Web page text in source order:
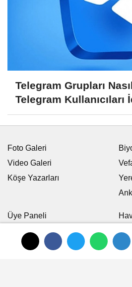
Telegram Grupları
Telegram Kullanıcıları
Foto Galeri
Video Galeri
Köşe Yazarları
Üye Paneli
Günün Haberleri
Arşiv